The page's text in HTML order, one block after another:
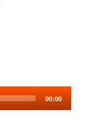
00:00